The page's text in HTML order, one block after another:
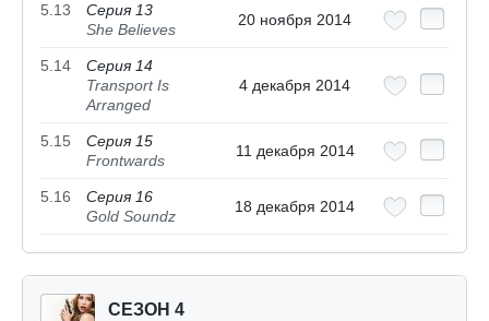
5.13
Серия 13
She Believes
20 ноября 2014
5.14
Серия 14
Transport Is
Arranged
4 декабря 2014
5.15
Серия 15
Frontwards
11 декабря 2014
5.16
Серия 16
Gold Soundz
18 декабря 2014
СЕЗОН 4